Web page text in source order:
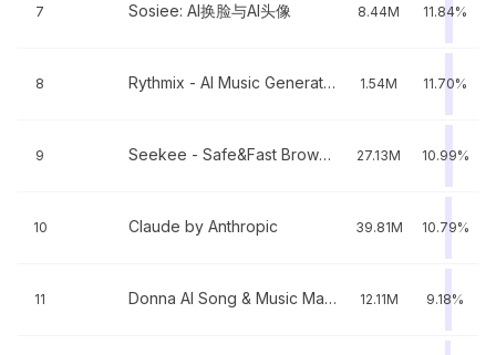
7 Sosiee: AI换脸与AI头像 8.44M 11.84%
8 Rythmix - AI Music Generator 1.54M 11.70%
9 Seekee - Safe&Fast Browser 27.13M 10.99%
10 Claude by Anthropic 39.81M 10.79%
11 Donna AI Song & Music Maker 12.11M 9.18%